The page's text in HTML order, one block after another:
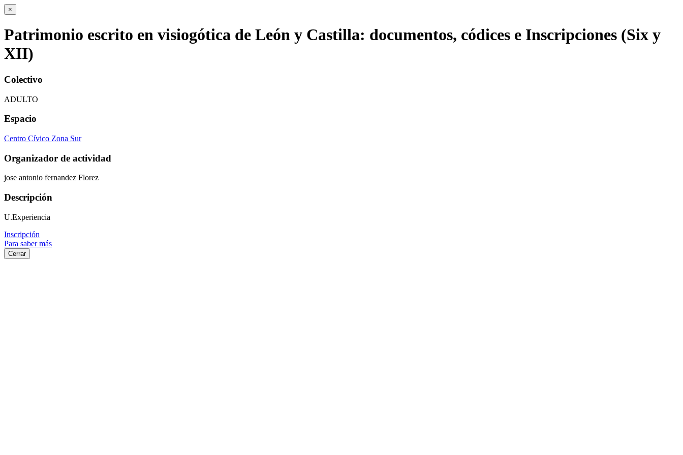
×
Patrimonio escrito en visiogótica de León y Castilla: documentos, códices e Inscripciones (Six y
XII)
Colectivo
ADULTO
Espacio
Centro Cívico Zona Sur
Organizador de actividad
jose antonio fernandez Florez
Descripción
U.Experiencia
Inscripción
Para saber más
Cerrar